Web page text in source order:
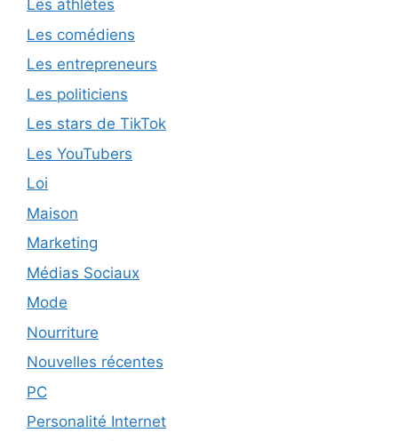
Les athlètes
Les comédiens
Les entrepreneurs
Les politiciens
Les stars de TikTok
Les YouTubers
Loi
Maison
Marketing
Médias Sociaux
Mode
Nourriture
Nouvelles récentes
PC
Personalité Internet